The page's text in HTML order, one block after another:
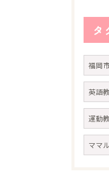
タ
福岡
英語
運動
ママ